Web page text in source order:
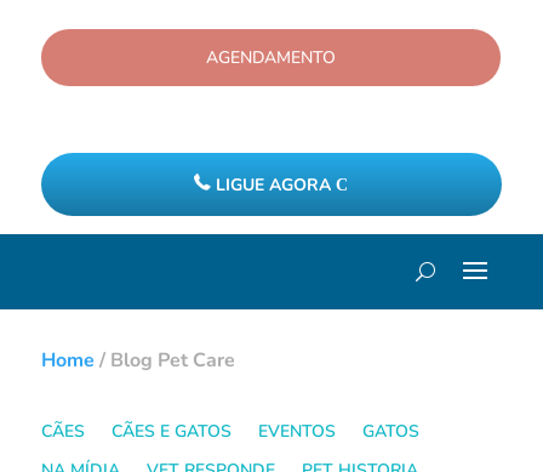
AGENDAMENTO
LIGUE AGORA
Home / Blog Pet Care
CÃES CÃES E GATOS EVENTOS
GATOS